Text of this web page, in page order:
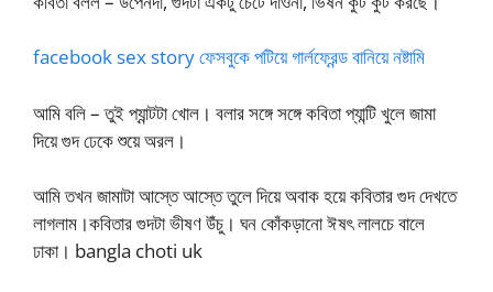
facebook sex story ফেসবুকে পটিয়ে গার্লফ্রেন্ড বানিয়ে নষ্টামি
আমি বলি – তুই প্যান্টটা খোল। বলার সঙ্গে সঙ্গে কবিতা প্যান্টি খুলে জামা
দিয়ে গুদ ঢেকে শুয়ে অরল।
আমি তখন জামাটা আস্তে আস্তে তুলে দিয়ে অবাক হয়ে কবিতার গুদ দেখতে
লাগলাম।কবিতার গুদটা ভীষণ উঁচু। ঘন কোঁকড়ানো ঈষৎ লালচে বালে
ঢাকা। bangla choti uk